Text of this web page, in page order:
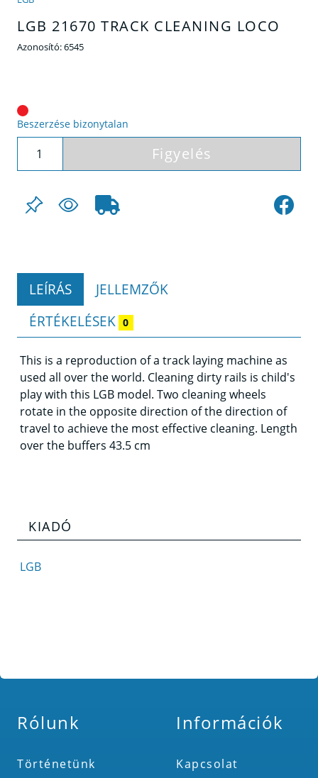
LGB 21670 TRACK CLEANING LOCO
Azonosító:6545
Beszerzése bizonytalan
Figyelés
LEÍRÁS
JELLEMZŐK
ÉRTÉKELÉSEK 0
This is a reproduction of a track laying machine as
used all over the world. Cleaning dirty rails is child's
play with this LGB model. Two cleaning wheels
rotate in the opposite direction of the direction of
travel to achieve the most effective cleaning. Length
over the buffers 43.5 cm
KIADÓ
LGB
Rólunk
Történetünk
Információk
Kapcsolat